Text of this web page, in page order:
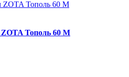
Тополь 60 М